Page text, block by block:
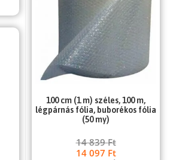
100 cm (1 m) széles, 100 m,
légpárnás fólia, buborékos fólia
(50 my)
14 839Ft
14 097 Ft